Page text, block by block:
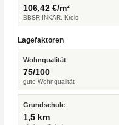
106,42 €/m²
BBSR INKAR, Kreis
Lagefaktoren
Wohnqualität
75/100
gute Wohnqualität
Grundschule
1,5 km